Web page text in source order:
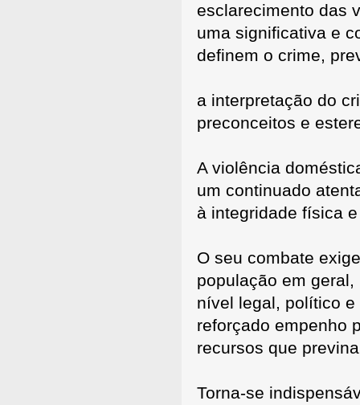
esclarecimento das
uma significativa e
definem o crime,
a interpretação do
preconceitos e
A violência
um continuado
à integridade física
O seu combate
população em
nível legal, político
reforçado empenho
recursos que
Torna-se